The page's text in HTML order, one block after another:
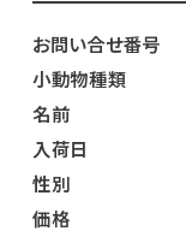
お問い合せ番号
小動物種類
名前
入荷日
性別
価格